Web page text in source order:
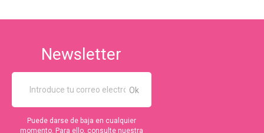
Newsletter
Puede darse de baja en cualquier
momento. Para ello, consulte nuestra